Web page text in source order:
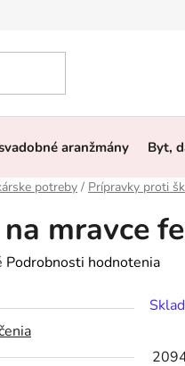
aranžmány Byt,
potreby / Prípravky proti
mravce
Podrobnosti hodnotenia